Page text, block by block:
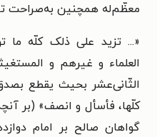
معظّم‌له همچنین به‌صراحت
«... تزید علی ذلک کلّه ما
العلماء و غیرهم و
الثّانی‌عشر بحیث یقطع
کلّها، فأسأل و انصف» (بر
گواهان صالح بر امام